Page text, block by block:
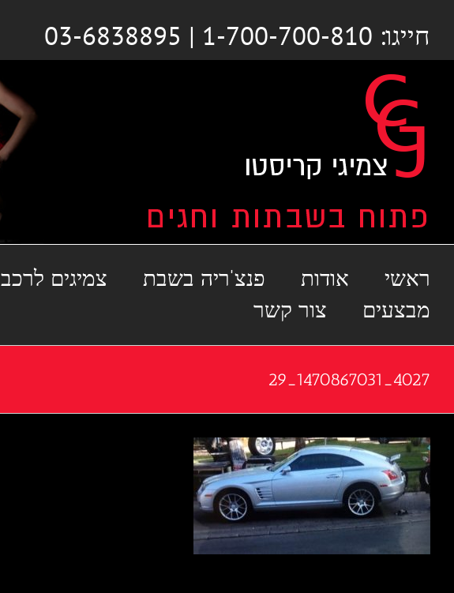
לתוכןחייגו: 1-700-700-810 | 03-6838895
ראשי אודות פנצ'ריה בשבת צמיגים לרכב
מבצעים
צור קשר
4027_1470867031_29